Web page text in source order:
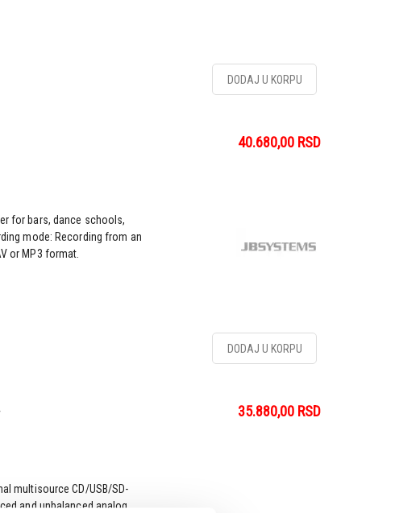
DODAJ U KORPU
40.680,00 RSD
for bars, dance schools,
mode: Recording from an
or MP3 format.
DODAJ U KORPU
35.880,00 RSD
multisource CD/USB/SD-
and unbalanced analog